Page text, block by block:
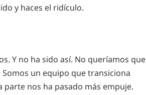
y haces el ridículo.
Y no ha sido así. No queríamos que
un equipo que transiciona
nos ha pasado más empuje.